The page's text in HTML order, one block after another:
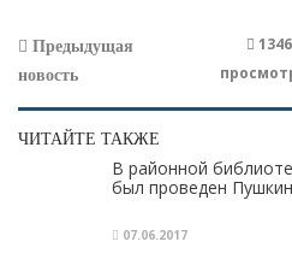
Предыдущая
новость
1346
ЧИТАЙТЕ ТАКЖЕ
В районной
был проведен
07.06.2017